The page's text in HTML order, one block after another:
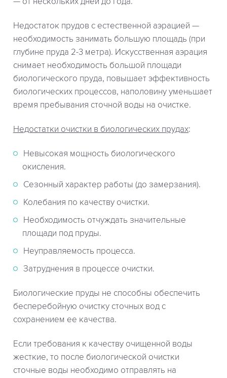
Недостаток прудов с естественной аэрацией —
необходимость занимать большую площадь (при
глубине пруда 2-3 метра). Искусственная аэрация
снимает необходимость большой площади
биологического пруда, повышает эффективность
биологических процессов, наполовину уменьшает
время пребывания сточной воды на очистке.
Недостатки очистки в биологических прудах:
Невысокая мощность биологического
окисления.
Сезонный характер работы (до замерзания).
Колебания по качеству очистки.
Необходимость отчуждать значительные
площади под пруды.
Неуправляемость процесса.
Затруднения в процессе очистки.
Биологические пруды не способны обеспечить
бесперебойную очистку сточных вод с
сохранением ее качества.
Если требования к качеству очищенной воды
жесткие, то после биологической очистки
сточные воды необходимо отправлять на